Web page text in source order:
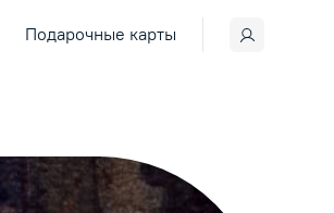
Подарочные карты